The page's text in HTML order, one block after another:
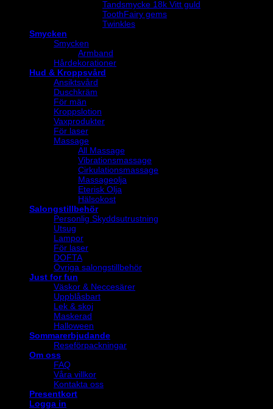
Tandsmycke 18k Vitt guld
ToothFairy gems
Twinkles
Smycken
Smycken
Armband
Hårdekorationer
Hud & Kroppsvård
Ansiktsvård
Duschkräm
För män
Kroppslotion
Vaxprodukter
För laser
Massage
All Massage
Vibrationsmassage
Cirkulationsmassage
Massageolja
Eterisk Olja
Hälsokost
Salongstillbehör
Personlig Skyddsutrustning
Utsug
Lampor
För laser
DOFTA
Övriga salongstillbehör
Just for fun
Väskor & Neccesärer
Uppblåsbart
Lek & skoj
Maskerad
Halloween
Sommarerbjudande
Reseförpackningar
Om oss
FAQ
Våra villkor
Kontakta oss
Presentkort
Logga in